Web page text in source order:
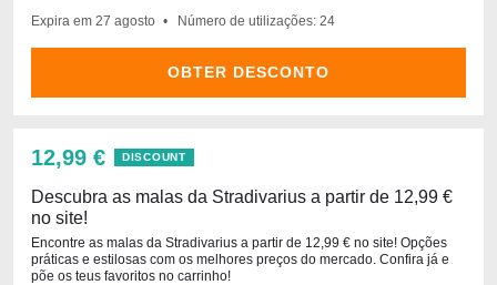
Expira em 27 agosto Número de utilizações: 24
OBTER DESCONTO
12,99 € DISCOUNT
Descubra as malas da Stradivarius a partir de 12,99 €
no site!
Encontre as malas da Stradivarius a partir de 12,99 € no site! Opções
práticas e estilosas com os melhores preços do mercado. Confira já e
põe os teus favoritos no carrinho!